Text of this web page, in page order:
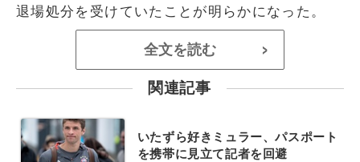
退場処分を受けていたことが明らかになった。
全文を読む >
関連記事
いたずら好きミュラー、パスポート
を携帯に見立て記者を回避